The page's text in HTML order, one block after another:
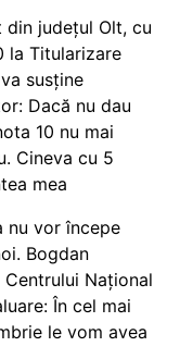
din județul Olt, cu
la Titularizare
susține
Dacă nu dau
10 nu mai
Cineva cu 5
mea
nu vor începe
Bogdan
Național
În cel mai
le vom avea